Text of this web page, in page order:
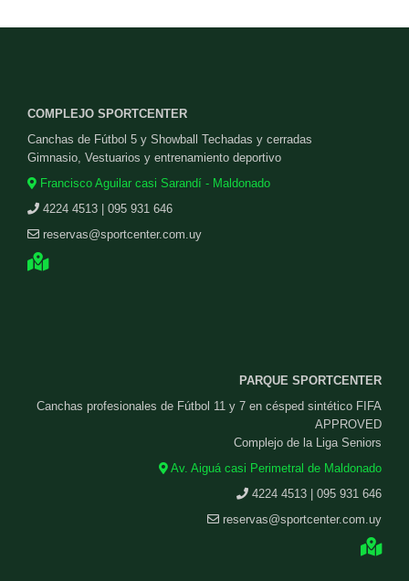
COMPLEJO SPORTCENTER
Canchas de Fútbol 5 y Showball Techadas y cerradas
Gimnasio, Vestuarios y entrenamiento deportivo
Francisco Aguilar casi Sarandí - Maldonado
4224 4513 | 095 931 646
reservas@sportcenter.com.uy
PARQUE SPORTCENTER
Canchas profesionales de Fútbol 11 y 7 en césped sintético FIFA
APPROVED
Complejo de la Liga Seniors
Av. Aiguá casi Perimetral de Maldonado
4224 4513 | 095 931 646
reservas@sportcenter.com.uy